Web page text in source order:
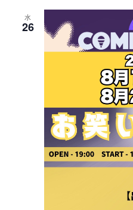
水
26